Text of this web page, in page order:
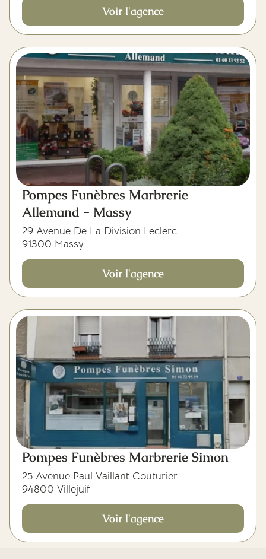
Voir l'agence
Pompes Funèbres Marbrerie
Allemand - Massy
29 Avenue De La Division Leclerc
91300 Massy
Voir l'agence
Pompes Funèbres Marbrerie Simon
25 Avenue Paul Vaillant Couturier
94800 Villejuif
Voir l'agence